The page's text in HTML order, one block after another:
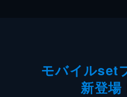
モバイルset
新登場